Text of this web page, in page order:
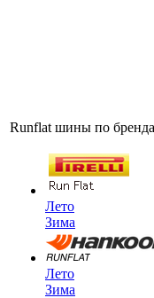
Runflat шины по
Лето
Зима
Лето
Зима